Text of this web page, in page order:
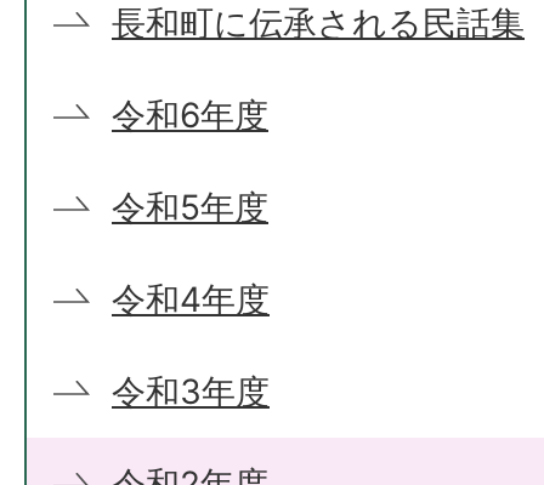
長和町に伝承される民話集
令和6年度
令和5年度
令和4年度
令和3年度